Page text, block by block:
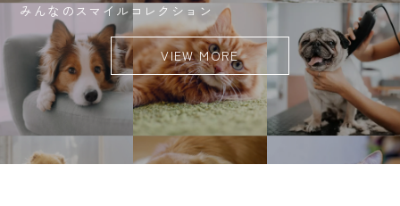
みんなのスマイルコレクション
VIEW MORE